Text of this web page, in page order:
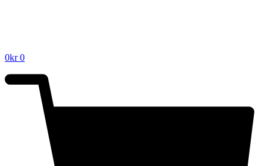
0kr 0